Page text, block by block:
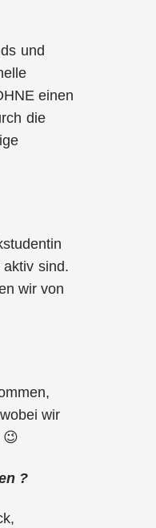
und
einen
die
sind.
wir von
wir
😉
?